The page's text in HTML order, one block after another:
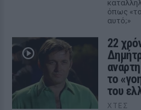
όπως
αυτό;»
22
το
του
ΧΤΕΣ